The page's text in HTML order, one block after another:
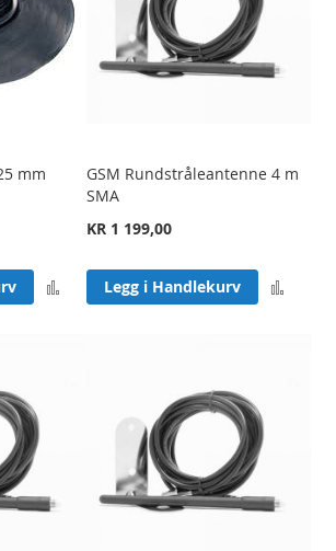
mm
Legg til sammenligning
GSM Rundstråleantenne 4 m
SMA
KR 1 199,00
Legg i Handlekurv